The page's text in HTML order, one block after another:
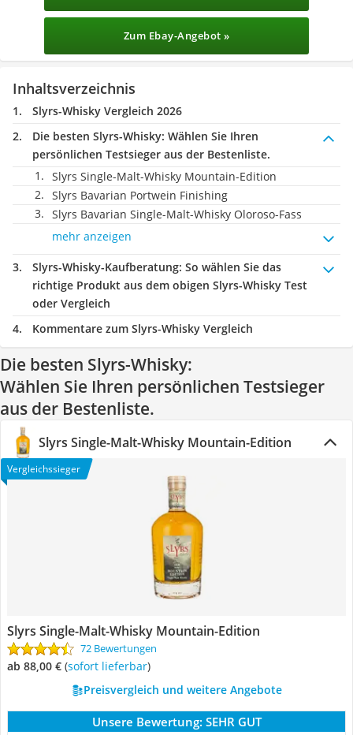
Zum Ebay-Angebot »
Inhaltsverzeichnis
Slyrs-Whisky Vergleich 2026
Die besten Slyrs-Whisky: Wählen Sie Ihren
persönlichen Testsieger aus der Bestenliste.
Slyrs Single-Malt-Whisky Mountain-Edition
Slyrs Bavarian Portwein Finishing
Slyrs Bavarian Single-Malt-Whisky Oloroso-Fass
mehr anzeigen
Slyrs-Whisky-Kaufberatung: So wählen Sie das
richtige Produkt aus dem obigen Slyrs-Whisky Test
oder Vergleich
Kommentare zum Slyrs-Whisky Vergleich
Die besten Slyrs-Whisky:
Wählen Sie Ihren persönlichen Testsieger
aus der Bestenliste.
Slyrs Single-Malt-Whisky Mountain-Edition
Vergleichssieger
Slyrs Single-Malt-Whisky Mountain-Edition
72 Bewertungen
ab 88,00 € ( Sofort lieferbar)
Preisvergleich und weitere Angebote
Unsere Bewertung: SEHR GUT